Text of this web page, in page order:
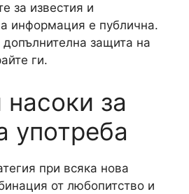
за известия и
информация е публична.
защита на
ги.
за
употреба
при всяка нова
от любопитство и